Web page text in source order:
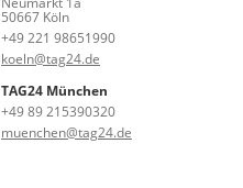
50667 Köln
+49 221 98651990
koeln@tag24.de
TAG24 München
+49 89 215390320
muenchen@tag24.de